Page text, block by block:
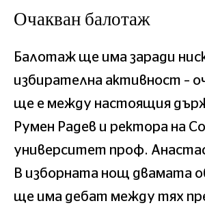
Очакван балотаж
Балотаж ще има заради
избирателна активност –
ще е между настоящия
Румен Радев и ректора на
университет проф.
В изборната нощ двамата
ще има дебат между тях